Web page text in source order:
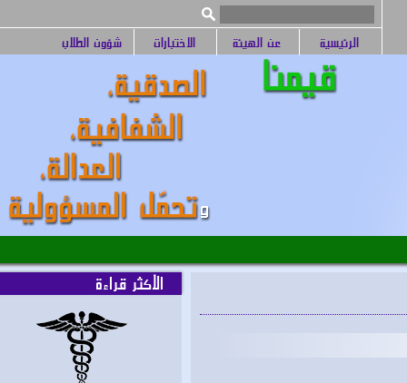
الرئيسية عن الهيئة الاختبارات شؤون الطلاب
الأكثر قراءة